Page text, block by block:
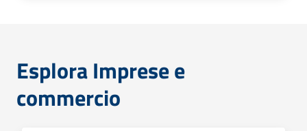
Esplora Imprese e
commercio